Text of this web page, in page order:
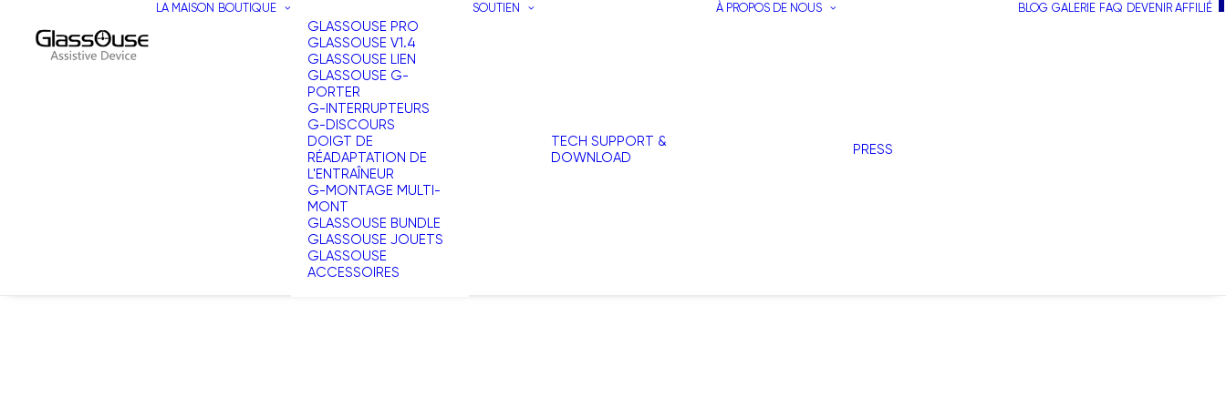
LA MAISON BOUTIQUE
GLASSOUSE PRO
GLASSOUSE V1.4
GLASSOUSE LIEN
GLASSOUSE G-
PORTER
G-INTERRUPTEURS
G-DISCOURS
DOIGT DE
RÉADAPTATION DE
L'ENTRAÎNEUR
G-MONTAGE MULTI-
MONT
GLASSOUSE BUNDLE
GLASSOUSE JOUETS
GLASSOUSE
ACCESSOIRES
SOUTIEN
TECH SUPPORT &
DOWNLOAD
À PROPOS DE NOUS
PRESS
BLOG GALERIE FAQ DEVENIR AFFILIÉ